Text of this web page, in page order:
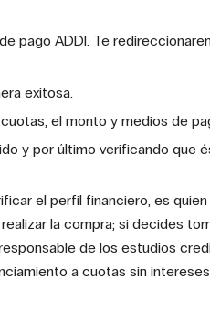
pago ADDI. Te
exitosa.
el monto y medios de
y por último verificando que
el perfil financiero, es
la compra; si decides
de los estudios
a cuotas sin